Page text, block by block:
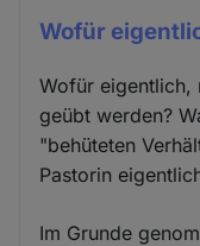
Wofür
Wofür eigentlich,
geübt werden?
"behüteten
Pastorin
Im Grunde